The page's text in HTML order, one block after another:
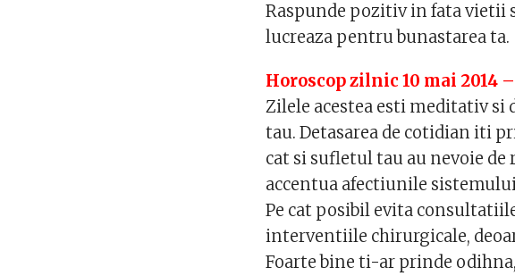
Raspunde pozitiv in fata vietii
lucreaza pentru bunastarea ta.
Horoscop zilnic 10 mai 2014
Zilele acestea esti meditativ si
tau. Detasarea de cotidian iti
cat si sufletul tau au nevoie de
accentua afectiunile
Pe cat posibil evita
interventiile chirurgicale,
Foarte bine ti-ar prinde